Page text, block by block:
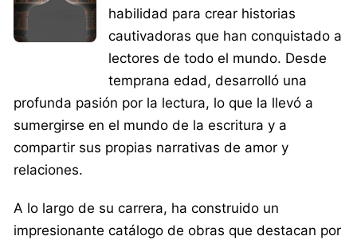
habilidad para crear historias
cautivadoras que han conquistado a
lectores de todo el mundo. Desde
temprana edad, desarrolló una
profunda pasión por la lectura, lo que la llevó a
sumergirse en el mundo de la escritura y a
compartir sus propias narrativas de amor y
relaciones.
A lo largo de su carrera, ha construido un
impresionante catálogo de obras que destacan por